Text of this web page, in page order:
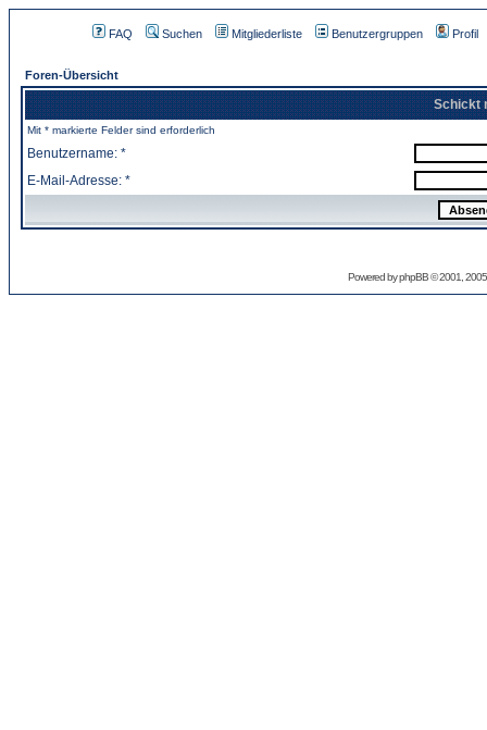
FAQ Suchen Mitgliederliste Benutzergruppen Profil
Foren-Übersicht
Schickt
Mit * markierte Felder sind erforderlich
Benutzername: *
E-Mail-Adresse: *
Powered byphpBB© 2001,